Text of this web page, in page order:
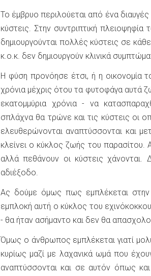
Το έμβρυο περιλούεται από ένα διαυγές
κύστεις. Στην συντριπτική
δημιουργούνται πολλές κύστεις σε
κ.ο.κ. δεν δημιουργούν κλινικά
Η φύση προνόησε έτσι, ή η οικονομία
χρόνια μέχρις ότου τα φυτοφάγα αυτά
εκατομμύρια χρόνια - να
σπλάχνα θα τρώνε και τις κύστεις οι
ελευθερώνονται αναπτύσσονται και
κλείνει ο κύκλος ζωής του
αλλά πεθάνουν οι κύστεις χάνονται.
αδιέξοδο.
Ας δούμε όμως πως εμπλέκεται
εμπλοκή αυτή ο κύκλος του
- θα ήταν ασήμαντο και δεν θα
Όμως ο άνθρωπος εμπλέκεται γιατί
κυρίως μαζί με λαχανικά ωμά που
αναπτύσσονται και σε αυτόν όπως